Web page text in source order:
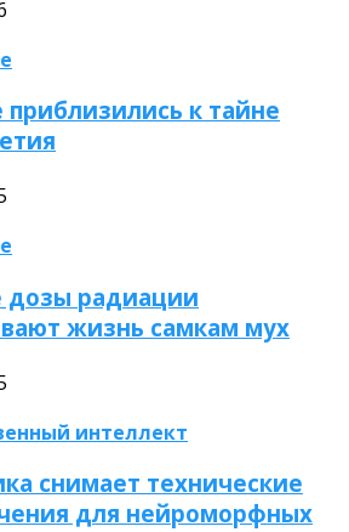
к тайне
дозы радиации
жизнь самкам мух
интеллект
снимает технические
для нейроморфных